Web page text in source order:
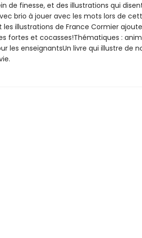
de finesse, et des illustrations qui
brio à jouer avec les mots lors de
illustrations de France Cormier
fortes et cocasses!Thématiques :
les enseignantsUn livre qui illustre de